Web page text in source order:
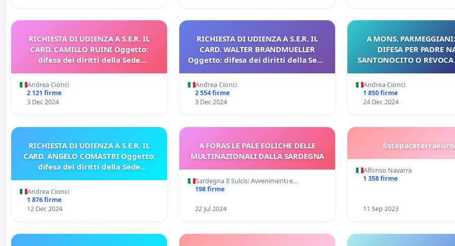
RICHIESTA DI UDIENZA A S.E.R. IL
CARD. CAMILLO RUINI Oggetto:
difesa dei diritti della Sede
Andrea Cionci
2 121 firme
3 Dec 2024
RICHIESTA DI UDIENZA A S.E.R. IL
CARD. WALTER BRANDMUELLER
Oggetto: difesa dei diritti della Sede
Andrea Cionci
2 554 firme
3 Dec 2024
A MONS.
DIFESA PER PADRE
SANTONOCITO O
Andrea Cionci
1 850 firme
24 Dec 2024
RICHIESTA DI UDIENZA A S.E.R. IL
CARD. ANGELO COMASTRI Oggetto:
difesa dei diritti della Sede
Andrea Cionci
1 876 firme
12 Dec 2024
A FORAS LE PALE EOLICHE DELLE
MULTINAZIONALI DALLA SARDEGNA
Sardegna Il Sulcis: Avvenimenti e…
198 firme
22 Jul 2024
Alfonso Navarra
1 358 firme
11 Sep 2023